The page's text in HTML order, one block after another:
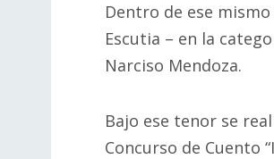
Dentro de ese
Escutia – en la
Narciso Mendoza.
Bajo ese tenor se
Concurso de Cuento